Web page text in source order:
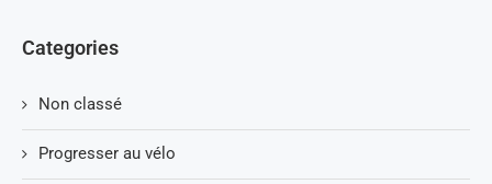
Categories
Non classé
Progresser au vélo